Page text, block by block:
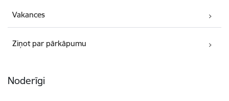
Vakances
Ziņot par pārkāpumu
Noderīgi